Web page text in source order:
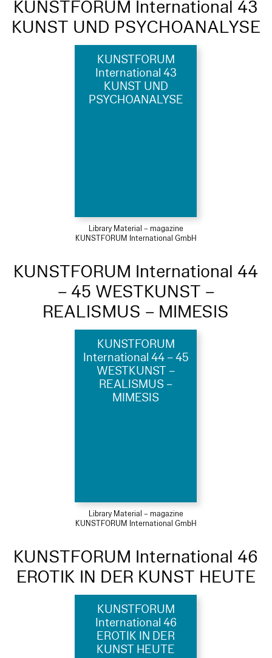
KUNSTFORUM International 43
KUNST UND PSYCHOANALYSE
KUNSTFORUM
International 43
KUNST UND
PSYCHOANALYSE
Library Material – magazine
KUNSTFORUM International GmbH
KUNSTFORUM International 44
– 45 WESTKUNST –
REALISMUS – MIMESIS
KUNSTFORUM
International 44 – 45
WESTKUNST –
REALISMUS –
MIMESIS
Library Material – magazine
KUNSTFORUM International GmbH
KUNSTFORUM International 46
EROTIK IN DER KUNST HEUTE
KUNSTFORUM
International 46
EROTIK IN DER
KUNST HEUTE